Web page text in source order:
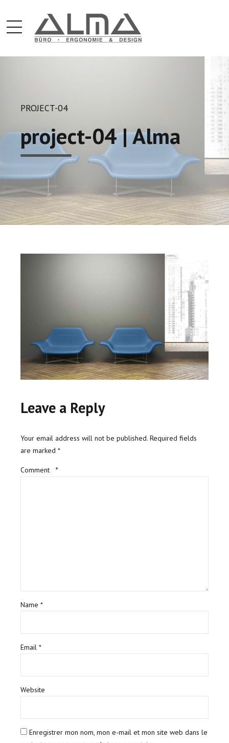
PROJECT-04
project-04 | Alma
Leave a Reply
Your email address will not be published. Required fields
are marked *
Comment *
Name *
Email *
Website
Enregistrer mon nom, mon e-mail et mon site web dans le